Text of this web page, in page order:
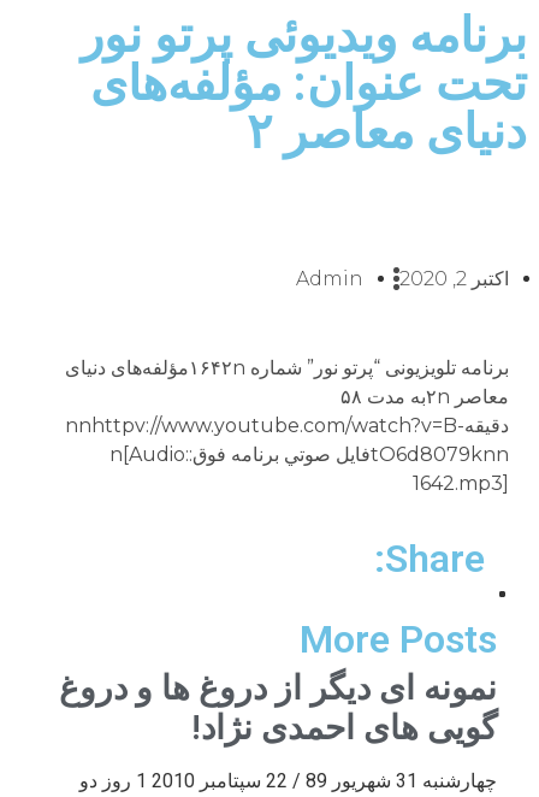
برنامه ویدیوئى پرتو نور
تحت عنوان: مؤلفه‌هاى
دنیاى معاصر ۲
اکتبر 2, 2020 Admin
برنامه تلويزيونى “پرتو نور” شماره ۱۶۴۲nمؤلفه‌هاى دنیاى
معاصر ۲nبه مدت ۵۸
دقيقهnnhttpv://www.youtube.com/watch?v=B-
tO6d8079knnفايل صوتي برنامه فوق:n[Audio:
1642.mp3]
Share:
More Posts
نمونه ای دیگر از دروغ ها و دروغ
گویی های احمدی نژاد!
چهارشنبه 31 شهریور 89 / 22 سپتامبر 2010 1 روز دو